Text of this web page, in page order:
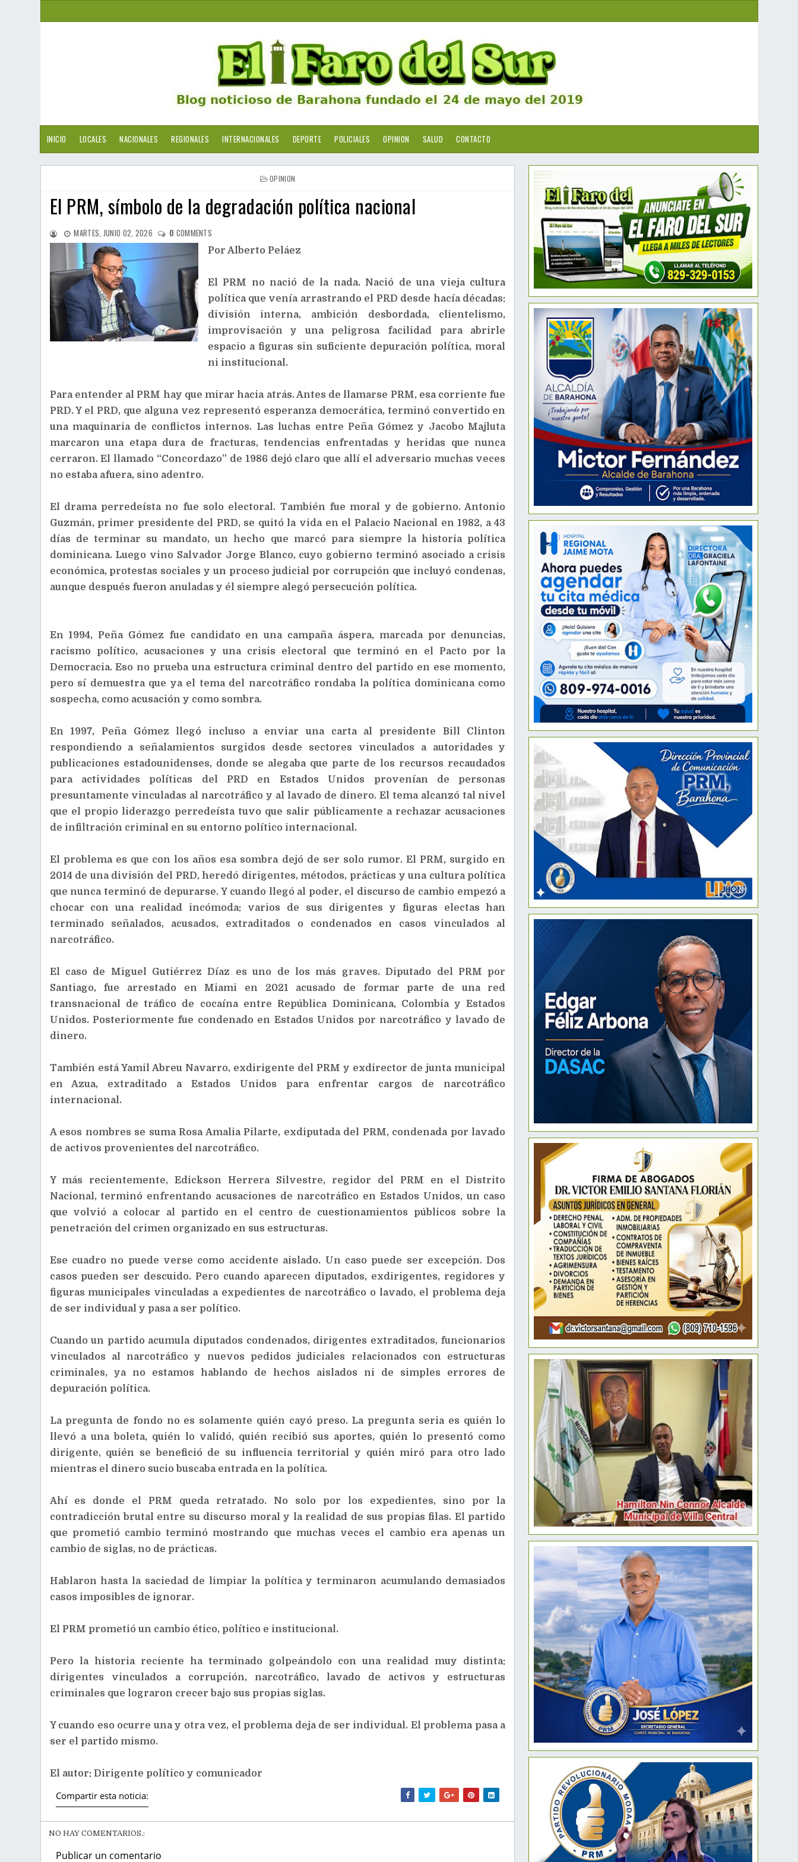
INICIO LOCALES NACIONALES REGIONALES INTERNACIONALES DEPORTE POLICIALES OPINION SALUD CONTACTO
OPINION
El PRM, símbolo de la degradación política nacional
MARTES, JUNIO 02, 2026 0 COMMENTS
Por Alberto Peláez
El PRM no nació de la nada. Nació de una vieja cultura
política que venía arrastrando el PRD desde hacía décadas:
división interna, ambición desbordada, clientelismo,
improvisación y una peligrosa facilidad para abrirle
espacio a figuras sin suficiente depuración política, moral
ni institucional.
Para entender al PRM hay que mirar hacia atrás. Antes de llamarse PRM, esa corriente fue
PRD. Y el PRD, que alguna vez representó esperanza democrática, terminó convertido en
una maquinaria de conflictos internos. Las luchas entre Peña Gómez y Jacobo Majluta
marcaron una etapa dura de fracturas, tendencias enfrentadas y heridas que nunca
cerraron. El llamado “Concordazo” de 1986 dejó claro que allí el adversario muchas veces
no estaba afuera, sino adentro.
El drama perredeísta no fue solo electoral. También fue moral y de gobierno. Antonio
Guzmán, primer presidente del PRD, se quitó la vida en el Palacio Nacional en 1982, a 43
días de terminar su mandato, un hecho que marcó para siempre la historia política
dominicana. Luego vino Salvador Jorge Blanco, cuyo gobierno terminó asociado a crisis
económica, protestas sociales y un proceso judicial por corrupción que incluyó condenas,
aunque después fueron anuladas y él siempre alegó persecución política.
En 1994, Peña Gómez fue candidato en una campaña áspera, marcada por denuncias,
racismo político, acusaciones y una crisis electoral que terminó en el Pacto por la
Democracia. Eso no prueba una estructura criminal dentro del partido en ese momento,
pero sí demuestra que ya el tema del narcotráfico rondaba la política dominicana como
sospecha, como acusación y como sombra.
En 1997, Peña Gómez llegó incluso a enviar una carta al presidente Bill Clinton
respondiendo a señalamientos surgidos desde sectores vinculados a autoridades y
publicaciones estadounidenses, donde se alegaba que parte de los recursos recaudados
para actividades políticas del PRD en Estados Unidos provenían de personas
presuntamente vinculadas al narcotráfico y al lavado de dinero. El tema alcanzó tal nivel
que el propio liderazgo perredeísta tuvo que salir públicamente a rechazar acusaciones
de infiltración criminal en su entorno político internacional.
El problema es que con los años esa sombra dejó de ser solo rumor. El PRM, surgido en
2014 de una división del PRD, heredó dirigentes, métodos, prácticas y una cultura política
que nunca terminó de depurarse. Y cuando llegó al poder, el discurso de cambio empezó a
chocar con una realidad incómoda: varios de sus dirigentes y figuras electas han
terminado señalados, acusados, extraditados o condenados en casos vinculados al
narcotráfico.
El caso de Miguel Gutiérrez Díaz es uno de los más graves. Diputado del PRM por
Santiago, fue arrestado en Miami en 2021 acusado de formar parte de una red
transnacional de tráfico de cocaína entre República Dominicana, Colombia y Estados
Unidos. Posteriormente fue condenado en Estados Unidos por narcotráfico y lavado de
dinero.
También está Yamil Abreu Navarro, exdirigente del PRM y exdirector de junta municipal
en Azua, extraditado a Estados Unidos para enfrentar cargos de narcotráfico
internacional.
A esos nombres se suma Rosa Amalia Pilarte, exdiputada del PRM, condenada por lavado
de activos provenientes del narcotráfico.
Y más recientemente, Edickson Herrera Silvestre, regidor del PRM en el Distrito
Nacional, terminó enfrentando acusaciones de narcotráfico en Estados Unidos, un caso
que volvió a colocar al partido en el centro de cuestionamientos públicos sobre la
penetración del crimen organizado en sus estructuras.
Ese cuadro no puede verse como accidente aislado. Un caso puede ser excepción. Dos
casos pueden ser descuido. Pero cuando aparecen diputados, exdirigentes, regidores y
figuras municipales vinculadas a expedientes de narcotráfico o lavado, el problema deja
de ser individual y pasa a ser político.
Cuando un partido acumula diputados condenados, dirigentes extraditados, funcionarios
vinculados al narcotráfico y nuevos pedidos judiciales relacionados con estructuras
criminales, ya no estamos hablando de hechos aislados ni de simples errores de
depuración política.
La pregunta de fondo no es solamente quién cayó preso. La pregunta seria es quién lo
llevó a una boleta, quién lo validó, quién recibió sus aportes, quién lo presentó como
dirigente, quién se benefició de su influencia territorial y quién miró para otro lado
mientras el dinero sucio buscaba entrada en la política.
Ahí es donde el PRM queda retratado. No solo por los expedientes, sino por la
contradicción brutal entre su discurso moral y la realidad de sus propias filas. El partido
que prometió cambio terminó mostrando que muchas veces el cambio era apenas un
cambio de siglas, no de prácticas.
Hablaron hasta la saciedad de limpiar la política y terminaron acumulando demasiados
casos imposibles de ignorar.
El PRM prometió un cambio ético, político e institucional.
Pero la historia reciente ha terminado golpeándolo con una realidad muy distinta:
dirigentes vinculados a corrupción, narcotráfico, lavado de activos y estructuras
criminales que lograron crecer bajo sus propias siglas.
Y cuando eso ocurre una y otra vez, el problema deja de ser individual. El problema pasa a
ser el partido mismo.
El autor: Dirigente político y comunicador
Compartir esta noticia:
NO HAY COMENTARIOS.:
Publicar un comentario